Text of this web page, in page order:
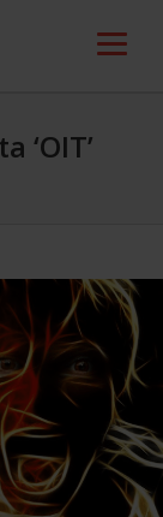
‘OIT’